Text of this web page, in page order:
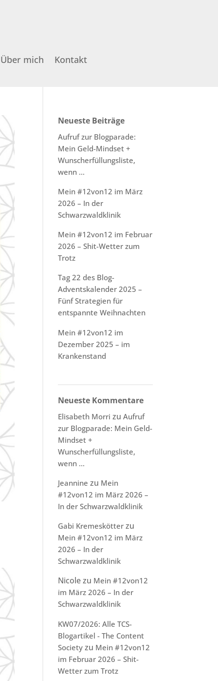
Über mich Kontakt
Neueste Beiträge
Aufruf zur Blogparade:
Mein Geld-Mindset +
Wunscherfüllungsliste,
wenn …
Mein #12von12 im März
2026 – In der
Schwarzwaldklinik
Mein #12von12 im Februar
2026 – Shit-Wetter zum
Trotz
Tag 22 des Blog-
Adventskalender 2025 –
Fünf Strategien für
entspannte Weihnachten
Mein #12von12 im
Dezember 2025 – im
Krankenstand
Neueste Kommentare
Elisabeth Morri zuAufruf
zur Blogparade: Mein Geld-
Mindset +
Wunscherfüllungsliste,
wenn …
Jeannine zu Mein
#12von12 im März 2026 –
In der Schwarzwaldklinik
Gabi Kremeskötter zu
Mein #12von12 im März
2026 – In der
Schwarzwaldklinik
Nicolezu Mein #12von12
im März 2026 – In der
Schwarzwaldklinik
KW07/2026: Alle TCS-
Blogartikel - The Content
Society zu Mein #12von12
im Februar 2026 – Shit-
Wetter zum Trotz